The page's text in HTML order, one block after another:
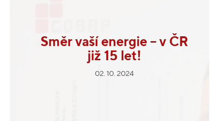
Směr vaší energie – v ČR
již 15 let!
02. 10. 2024